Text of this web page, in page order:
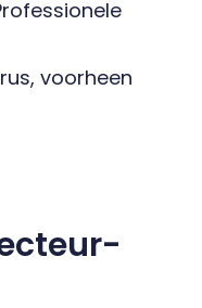
voorheen